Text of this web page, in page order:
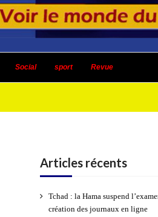
Social sport Revue
Articles récents
Tchad : la Hama suspend
création des journaux en ligne